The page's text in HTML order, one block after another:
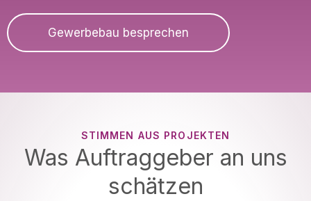
Gewerbebau besprechen
STIMMEN AUS PROJEKTEN
Was Auftraggeber an uns
schätzen